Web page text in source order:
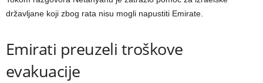
državljane koji zbog rata nisu mogli napustiti Emirate.
Emirati preuzeli troškove
evakuacije